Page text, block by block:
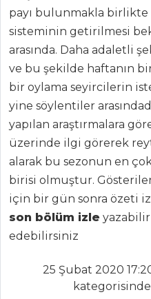
En pratik
tarifiyle Antalya
piyazı tarifi.
Beyaz Lahana
Salatası Nasıl
Yapılır?
Japon
Mutfağının Sevilen
Lezzeti Ramen
Nasıl Yapılır?
Masterchef Tüm
Tarifleri
ÇORBALAR
payı bulunmakla birlikte
sisteminin getirilmesi
arasında. Daha adaletli
ve bu şekilde haftanın
bir oylama seyircilerin
yine söylentiler
yapılan araştırmalara
üzerinde ilgi görerek
alarak bu sezonun en
birisi olmuştur.
için bir gün sonra özeti
son bölüm izle
edebilirsiniz
25 Şubat 2020
kategorisinde